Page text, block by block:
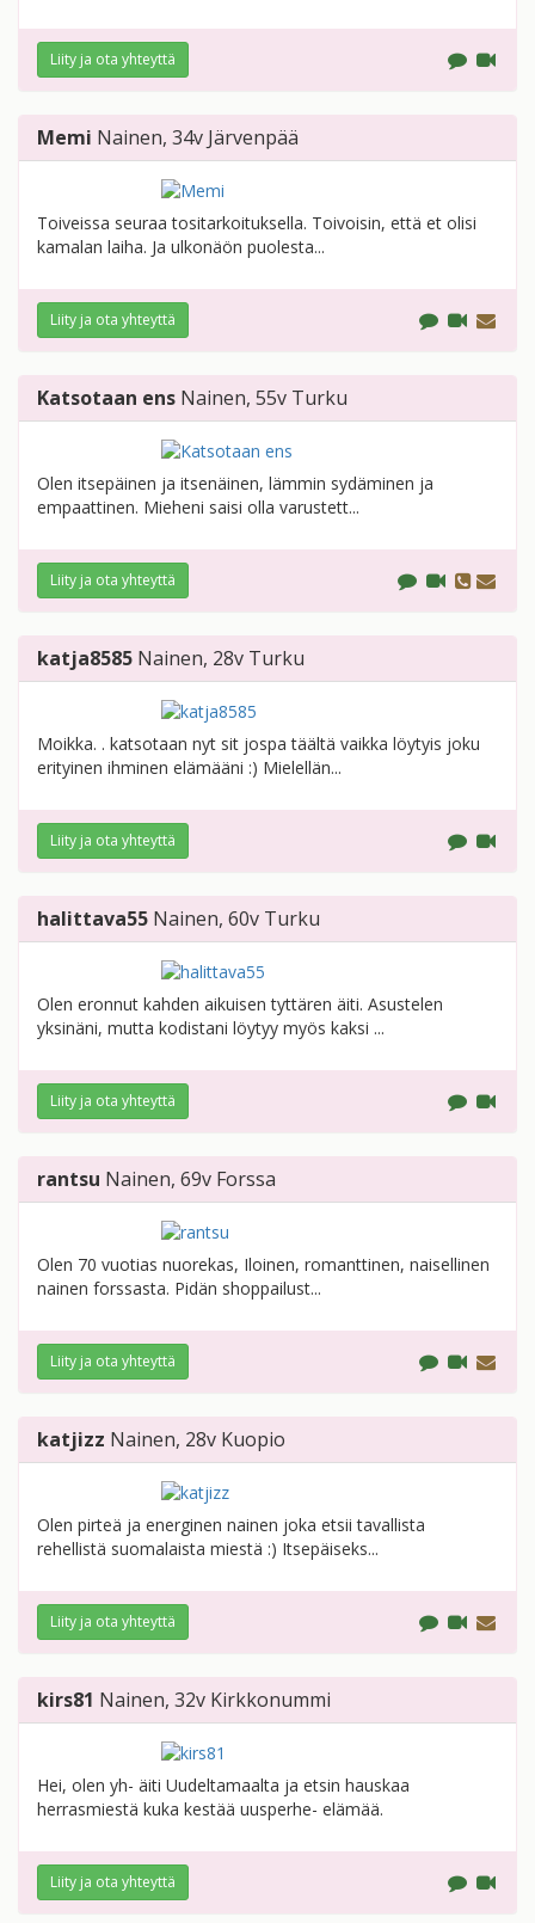
Liity ja ota yhteyttä
Memi Nainen, 34v Järvenpää
Toiveissa seuraa tositarkoituksella. Toivoisin, että et olisi
kamalan laiha. Ja ulkonäön puolesta...
Liity ja ota yhteyttä
Katsotaan ens Nainen, 55v Turku
Olen itsepäinen ja itsenäinen, lämmin sydäminen ja
empaattinen. Mieheni saisi olla varustett...
Liity ja ota yhteyttä
katja8585 Nainen, 28v Turku
Moikka. . katsotaan nyt sit jospa täältä vaikka löytyis joku
erityinen ihminen elämääni :) Mielellän...
Liity ja ota yhteyttä
halittava55 Nainen, 60v Turku
Olen eronnut kahden aikuisen tyttären äiti. Asustelen
yksinäni, mutta kodistani löytyy myös kaksi ...
Liity ja ota yhteyttä
rantsu Nainen, 69v Forssa
Olen 70 vuotias nuorekas, Iloinen, romanttinen, naisellinen
nainen forssasta. Pidän shoppailust...
Liity ja ota yhteyttä
katjizz Nainen, 28v Kuopio
Olen pirteä ja energinen nainen joka etsii tavallista
rehellistä suomalaista miestä :) Itsepäiseks...
Liity ja ota yhteyttä
kirs81 Nainen, 32v Kirkkonummi
Hei, olen yh- äiti Uudeltamaalta ja etsin hauskaa
herrasmiestä kuka kestää uusperhe- elämää.
Liity ja ota yhteyttä